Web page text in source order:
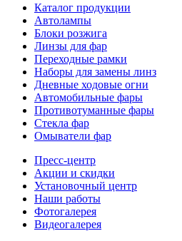
Каталог продукции
Автолампы
Блоки розжига
Линзы для фар
Переходные рамки
Наборы для замены линз
Дневные ходовые огни
Автомобильные фары
Противотуманные фары
Стекла фар
Омыватели фар
Пресс-центр
Акции и скидки
Установочный центр
Наши работы
Фотогалерея
Видеогалерея